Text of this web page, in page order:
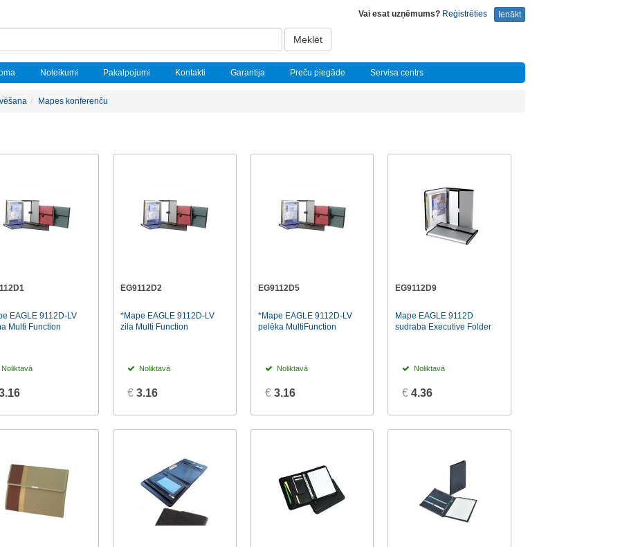
Ienākt
Vai esat uzņēmums? Reģistrēties
Meklēt
Noteikumi Pakalpojumi Kontakti Garantija Preču piegāde Servisa centrs
Mapes konferenču
EAGLE 9112D-LV
Multi Function
Noliktavā
EG9112D2
*Mape EAGLE 9112D-LV
zila Multi Function
Noliktavā
€ 3.16
EG9112D5
*Mape EAGLE 9112D-LV
pelēka MultiFunction
Noliktavā
€ 3.16
EG9112D9
Mape EAGLE 9112D
sudraba Executive Folder
Noliktavā
€ 4.36